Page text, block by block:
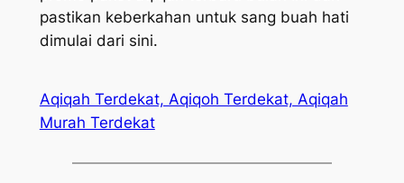
pastikan keberkahan untuk sang buah hati
dimulai dari sini.
Aqiqah Terdekat, Aqiqoh Terdekat, Aqiqah
Murah Terdekat